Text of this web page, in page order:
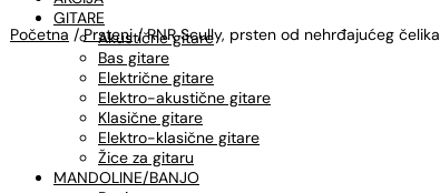
GITARE
Akustične gitare
Bas gitare
Električne gitare
Elektro-akustične gitare
Klasične gitare
Elektro-klasične gitare
Žice za gitaru
MANDOLINE/BANJO
Početna /Prsteni/ RNR Scully, prsten od nehrđajućeg čelika